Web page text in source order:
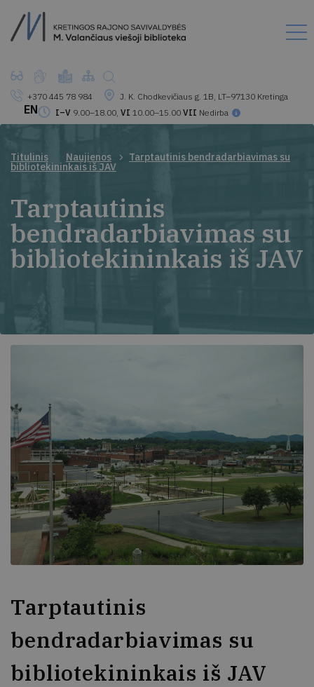
+370 445 78 984
J. K. Chodkevičiaus g. 1B, LT–97130 Kretinga
I–V 9.00–18.00, VI 10.00–15.00 VII Nedirba
EN
Titulinis Naujienos Tarptautinis bendradarbiavimas su
bibliotekininkais iš JAV
Tarptautinis
bendradarbiavimas su
bibliotekininkais iš JAV
Tarptautinis
bendradarbiavimas su
bibliotekininkais iš JAV